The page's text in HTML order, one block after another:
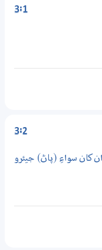
3:1
3:2
کان سواءِ (پاڻ) جيئرو